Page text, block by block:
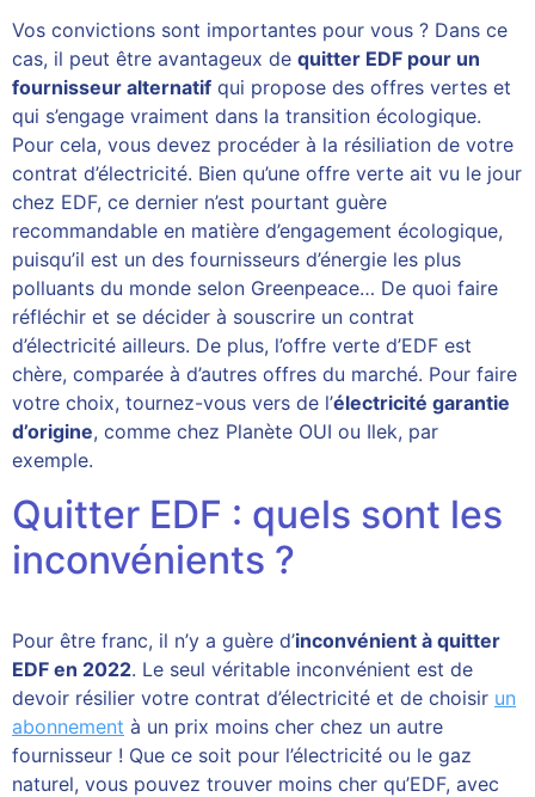
Vos convictions sont importantes pour vous ? Dans ce
cas, il peut être avantageux de quitter EDF pour un
fournisseur alternatif qui propose des offres vertes et
qui s’engage vraiment dans la transition écologique.
Pour cela, vous devez procéder à la résiliation de votre
contrat d’électricité. Bien qu’une offre verte ait vu le jour
chez EDF, ce dernier n’est pourtant guère
recommandable en matière d’engagement écologique,
puisqu’il est un des fournisseurs d’énergie les plus
polluants du monde selon Greenpeace… De quoi faire
réfléchir et se décider à souscrire un contrat
d’électricité ailleurs. De plus, l’offre verte d’EDF est
chère, comparée à d’autres offres du marché. Pour faire
votre choix, tournez-vous vers de l’électricité garantie
d’origine, comme chez Planète OUI ou Ilek, par
exemple.
Quitter EDF : quels sont les
inconvénients ?
Pour être franc, il n’y a guère d’inconvénient à quitter
EDF en 2022. Le seul véritable inconvénient est de
devoir résilier votre contrat d’électricité et de choisir un
abonnement à un prix moins cher chez un autre
fournisseur ! Que ce soit pour l’électricité ou le gaz
naturel, vous pouvez trouver moins cher qu’EDF, avec